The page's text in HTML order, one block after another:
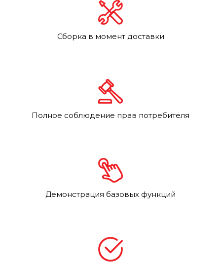
Сборка в момент доставки
Полное соблюдение прав потребителя
Демонстрация базовых функций